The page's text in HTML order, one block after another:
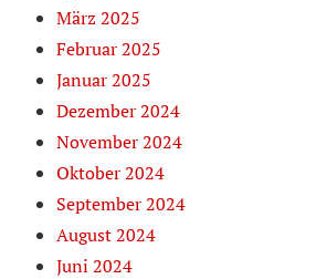
März 2025
Februar 2025
Januar 2025
Dezember 2024
November 2024
Oktober 2024
September 2024
August 2024
Juni 2024